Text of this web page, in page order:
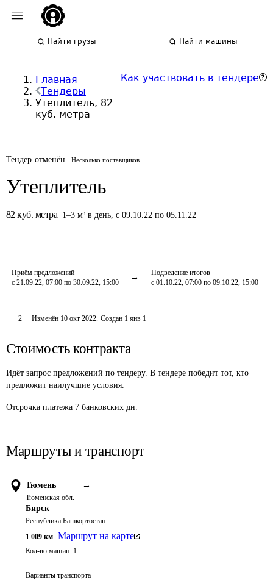
Найти грузы Найти машины
Главная
Тендеры
Утеплитель, 82
куб. метра
Как участвовать в тендере
Тендер отменён Несколько поставщиков
Утеплитель
82 куб. метра 1–3 м³ в день,с 09.10.22 по 05.11.22
Приём предложений
с 21.09.22, 07:00 по 30.09.22, 15:00
Подведение итогов
с 01.10.22, 07:00 по 09.10.22, 15:00
2 Изменён 10 окт 2022. Создан 1 янв 1
Стоимость контракта
Идёт запрос предложений по тендеру. В тендере победит тот, кто
предложит наилучшие условия.
Отсрочка платежа 7 банковских дн.
Маршруты и транспорт
Тюмень →
Тюменская обл.
Бирск
Республика Башкортостан
1 009 км Маршрут на карте
Кол-во машин: 1
Варианты транспорта